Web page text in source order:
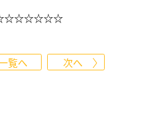
覧へ 次へ